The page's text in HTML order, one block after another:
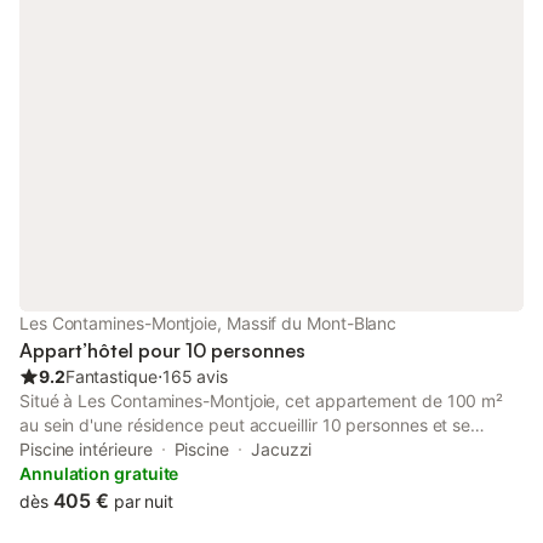
Les Contamines-Montjoie, Massif du Mont-Blanc
Appart’hôtel pour 10 personnes
9.2Fantastique⋅165 avis
Situé à Les Contamines-Montjoie, cet appartement de 100 m²
au sein d'une résidence peut accueillir 10 personnes et se
trouve à seulement 100 m des pistes de ski. L'hébergement
dispose de chambres insonorisées et d'un balcon, offrant un
pied-à-terre fonctionnel pour votre séjour dans les Alpes
Piscine intérieure Piscine
Jacuzzi
Annulation gratuite
dès 405 € par nuit